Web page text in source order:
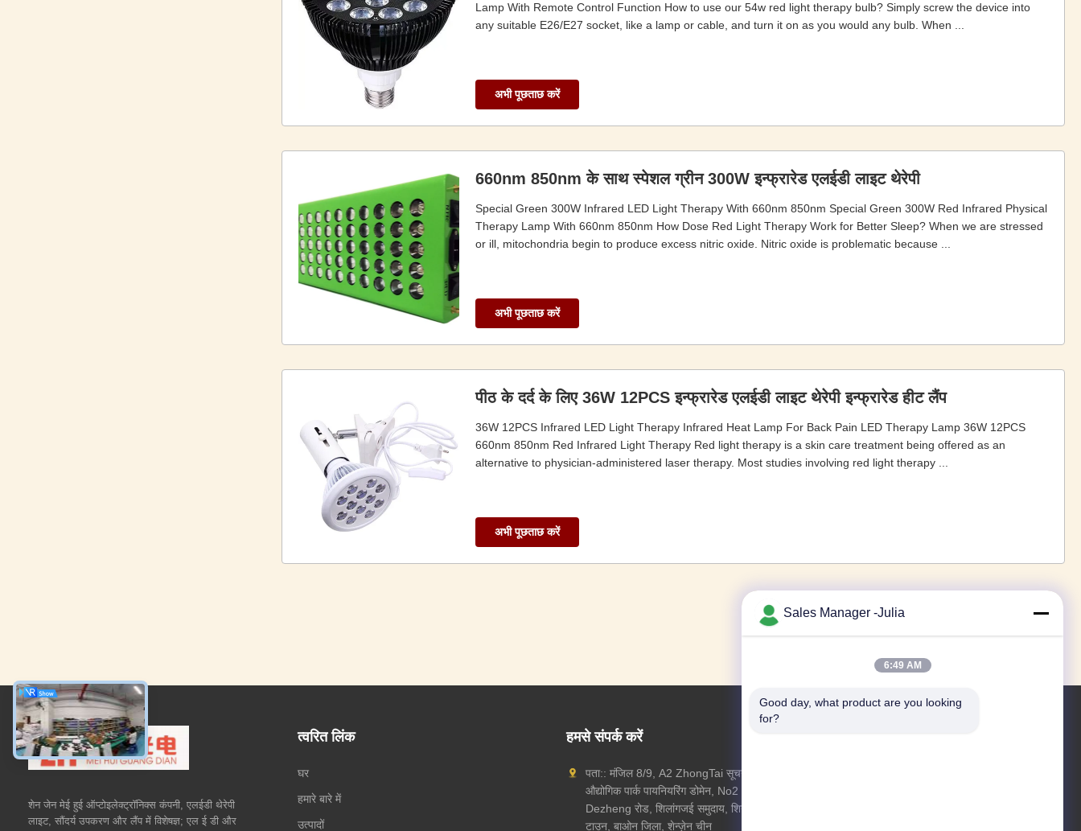
Lamp With Remote Control Function​ How to use our 54w red light therapy bulb? Simply screw the device into
any suitable E26/E27 socket, like a lamp or cable, and turn it on as you would any bulb. When ...
अभी पूछताछ करें
660nm 850nm के साथ स्पेशल ग्रीन 300W इन्फ्रारेड एलईडी लाइट थेरेपी
Special Green 300W Infrared LED Light Therapy With 660nm 850nm Special Green 300W Red Infrared Physical
Therapy Lamp With 660nm 850nm How Dose Red Light Therapy Work for Better Sleep? When we are stressed
or ill, mitochondria begin to produce excess nitric oxide. Nitric oxide is problematic because ...
अभी पूछताछ करें
पीठ के दर्द के लिए 36W 12PCS इन्फ्रारेड एलईडी लाइट थेरेपी इन्फ्रारेड हीट लैंप
36W 12PCS Infrared LED Light Therapy Infrared Heat Lamp For Back Pain LED Therapy Lamp 36W 12PCS
660nm 850nm Red Infrared Light Therapy​ Red light therapy is a skin care treatment being offered as an
alternative to physician-administered laser therapy. Most studies involving red light therapy ...
अभी पूछताछ करें
शेन जेन मेई हुई ऑप्टोइलेक्ट्रॉनिक्स कंपनी, एलईडी थेरेपी
लाइट, सौंदर्य उपकरण और लैंप में विशेषज्ञ; एल ई डी और
त्वरित लिंक
घर
हमारे बारे में
उत्पादों
हमसे संपर्क करें
पता:: मंजिल 8/9, A2 ZhongTai सूचना
औद्योगिक पार्क पायनियरिंग डोमेन, No2
Dezheng रोड, शिलांगजई समुदाय, शियान
टाउन, बाओन जिला, शेन्ज़ेन चीन
Sales Manager -Julia
6:49 AM
Good day, what product are you looking
for?